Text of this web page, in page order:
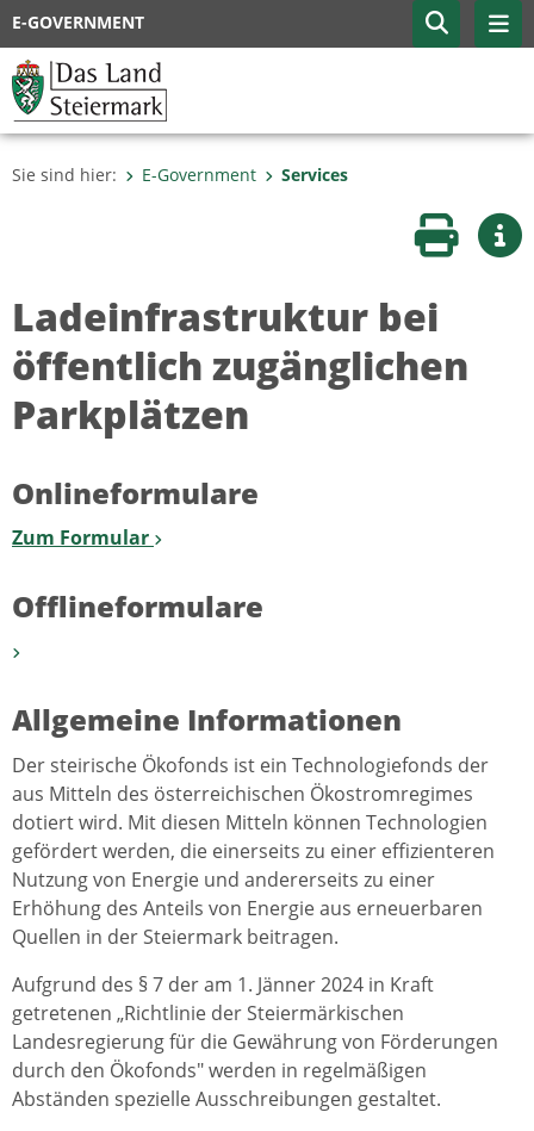
E-GOVERNMENT
Sie sind hier: E-Government Services
Seite
Ladeinfrastruktur bei
öffentlich zugänglichen
Parkplätzen
Onlineformulare
Zum Formular
Offlineformulare
Allgemeine Informationen
Der steirische Ökofonds ist ein Technologiefonds der
aus Mitteln des österreichischen Ökostromregimes
dotiert wird. Mit diesen Mitteln können Technologien
gefördert werden, die einerseits zu einer effizienteren
Nutzung von Energie und andererseits zu einer
Erhöhung des Anteils von Energie aus erneuerbaren
Quellen in der Steiermark beitragen.
Aufgrund des § 7 der am 1. Jänner 2024 in Kraft
getretenen „Richtlinie der Steiermärkischen
Landesregierung für die Gewährung von Förderungen
durch den Ökofonds" werden in regelmäßigen
Abständen spezielle Ausschreibungen gestaltet.